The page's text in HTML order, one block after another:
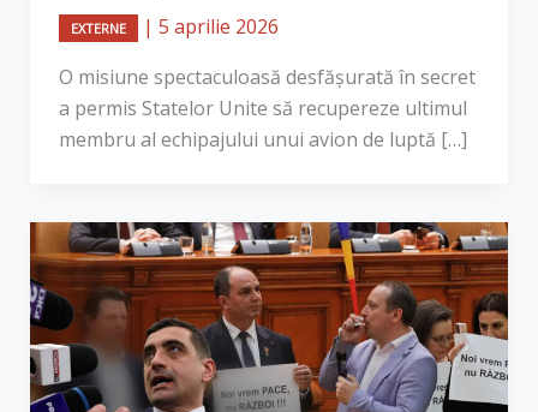
EXTERNE | 5 aprilie 2026
O misiune spectaculoasă desfășurată în secret
a permis Statelor Unite să recupereze ultimul
membru al echipajului unui avion de luptă […]